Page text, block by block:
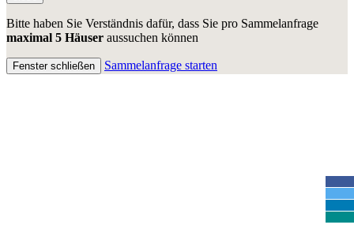
Bitte haben Sie Verständnis dafür, dass Sie pro Sammelanfrage
maximal 5 Häuser aussuchen können
Fenster schließen Sammelanfrage starten